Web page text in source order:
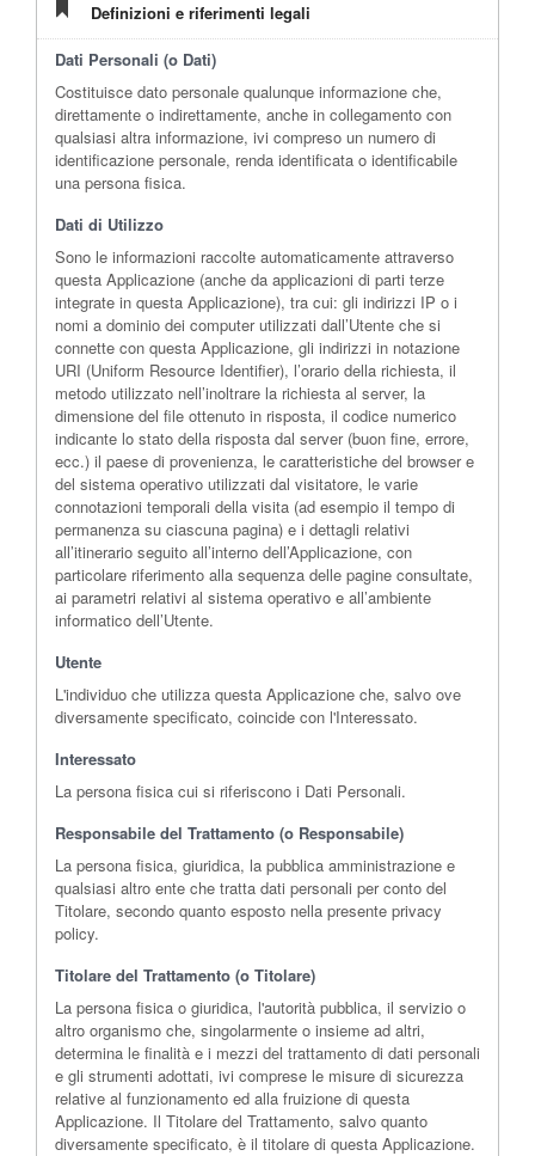
Definizioni e riferimenti legali
Dati Personali (o Dati)
Costituisce dato personale qualunque informazione che,
direttamente o indirettamente, anche in collegamento con
qualsiasi altra informazione, ivi compreso un numero di
identificazione personale, renda identificata o identificabile
una persona fisica.
Dati di Utilizzo
Sono le informazioni raccolte automaticamente attraverso
questa Applicazione (anche da applicazioni di parti terze
integrate in questa Applicazione), tra cui: gli indirizzi IP o i
nomi a dominio dei computer utilizzati dall’Utente che si
connette con questa Applicazione, gli indirizzi in notazione
URI (Uniform Resource Identifier), l’orario della richiesta, il
metodo utilizzato nell’inoltrare la richiesta al server, la
dimensione del file ottenuto in risposta, il codice numerico
indicante lo stato della risposta dal server (buon fine, errore,
ecc.) il paese di provenienza, le caratteristiche del browser e
del sistema operativo utilizzati dal visitatore, le varie
connotazioni temporali della visita (ad esempio il tempo di
permanenza su ciascuna pagina) e i dettagli relativi
all’itinerario seguito all’interno dell’Applicazione, con
particolare riferimento alla sequenza delle pagine consultate,
ai parametri relativi al sistema operativo e all’ambiente
informatico dell’Utente.
Utente
L'individuo che utilizza questa Applicazione che, salvo ove
diversamente specificato, coincide con l'Interessato.
Interessato
La persona fisica cui si riferiscono i Dati Personali.
Responsabile del Trattamento (o Responsabile)
La persona fisica, giuridica, la pubblica amministrazione e
qualsiasi altro ente che tratta dati personali per conto del
Titolare, secondo quanto esposto nella presente privacy
policy.
Titolare del Trattamento (o Titolare)
La persona fisica o giuridica, l'autorità pubblica, il servizio o
altro organismo che, singolarmente o insieme ad altri,
determina le finalità e i mezzi del trattamento di dati personali
e gli strumenti adottati, ivi comprese le misure di sicurezza
relative al funzionamento ed alla fruizione di questa
Applicazione. Il Titolare del Trattamento, salvo quanto
diversamente specificato, è il titolare di questa Applicazione.